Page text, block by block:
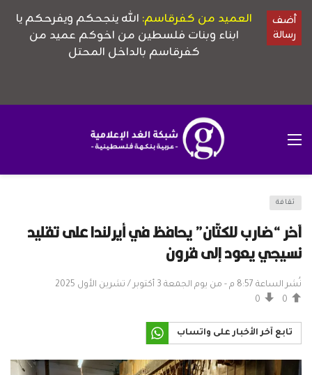
ثقافة
آخر “ضارب للكتّان” يحافظ في أيرلندا على تقليد
نسيجي يعود إلى قرون
نُشر الساعة 8:57 م - من يوم الجمعة 3 أكتوبر / تشرين الأول 2025
0
0
تابع آخر الأخبار على واتساب